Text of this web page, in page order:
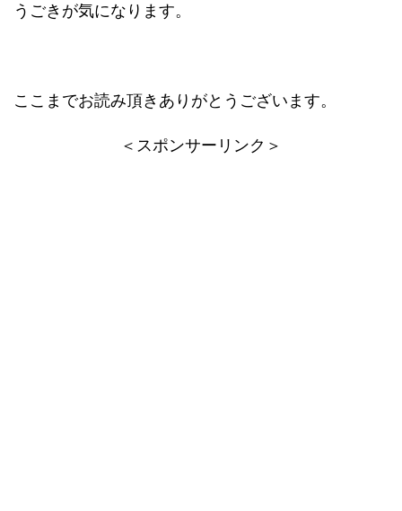
うごきが気になります。
ここまでお読み頂きありがとうございます。
＜スポンサーリンク＞